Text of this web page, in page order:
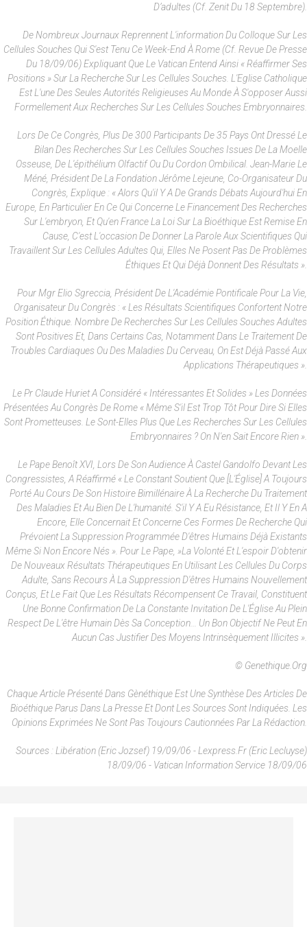
D’adultes (cf. Zenit Du 18 Septembre).
De Nombreux Journaux Reprennent L'information Du Colloque Sur Les
Cellules Souches Qui S'est Tenu Ce Week-End À Rome (cf. Revue De Presse
Du 18/09/06) Expliquant Que Le Vatican Entend Ainsi « Réaffirmer Ses
Positions » Sur La Recherche Sur Les Cellules Souches. L'Eglise Catholique
Est L'une Des Seules Autorités Religieuses Au Monde À S'opposer Aussi
Formellement Aux Recherches Sur Les Cellules Souches Embryonnaires.
Lors De Ce Congrès, Plus De 300 Participants De 35 Pays Ont Dressé Le
Bilan Des Recherches Sur Les Cellules Souches Issues De La Moelle
Osseuse, De L'épithélium Olfactif Ou Du Cordon Ombilical. Jean-Marie Le
Méné, Président De La Fondation Jérôme Lejeune, Co-Organisateur Du
Congrès, Explique : « Alors Qu'il Y A De Grands Débats Aujourd'hui En
Europe, En Particulier En Ce Qui Concerne Le Financement Des Recherches
Sur L'embryon, Et Qu'en France La Loi Sur La Bioéthique Est Remise En
Cause, C'est L'occasion De Donner La Parole Aux Scientifiques Qui
Travaillent Sur Les Cellules Adultes Qui, Elles Ne Posent Pas De Problèmes
Éthiques Et Qui Déjà Donnent Des Résultats ».
Pour Mgr Elio Sgreccia, Président De L'Académie Pontificale Pour La Vie,
Organisateur Du Congrès : « Les Résultats Scientifiques Confortent Notre
Position Éthique. Nombre De Recherches Sur Les Cellules Souches Adultes
Sont Positives Et, Dans Certains Cas, Notamment Dans Le Traitement De
Troubles Cardiaques Ou Des Maladies Du Cerveau, On Est Déjà Passé Aux
Applications Thérapeutiques ».
Le Pr Claude Huriet A Considéré « Intéressantes Et Solides » Les Données
Présentées Au Congrès De Rome « Même S'il Est Trop Tôt Pour Dire Si Elles
Sont Prometteuses. Le Sont-Elles Plus Que Les Recherches Sur Les Cellules
Embryonnaires ? On N'en Sait Encore Rien ».
Le Pape Benoît XVI, Lors De Son Audience À Castel Gandolfo Devant Les
Congressistes, A Réaffirmé « Le Constant Soutient Que [l'Église] A Toujours
Porté Au Cours De Son Histoire Bimillénaire À La Recherche Du Traitement
Des Maladies Et Au Bien De L'humanité. S'il Y A Eu Résistance, Et Il Y En A
Encore, Elle Concernait Et Concerne Ces Formes De Recherche Qui
Prévoient La Suppression Programmée D'êtres Humains Déjà Existants
Même Si Non Encore Nés ». Pour Le Pape, »la Volonté Et L'espoir D'obtenir
De Nouveaux Résultats Thérapeutiques En Utilisant Les Cellules Du Corps
Adulte, Sans Recours À La Suppression D'êtres Humains Nouvellement
Conçus, Et Le Fait Que Les Résultats Récompensent Ce Travail, Constituent
Une Bonne Confirmation De La Constante Invitation De L'Église Au Plein
Respect De L'être Humain Dès Sa Conception... Un Bon Objectif Ne Peut En
Aucun Cas Justifier Des Moyens Intrinsèquement Illicites ».
© Genethique.org
Chaque Article Présenté Dans Gènéthique Est Une Synthèse Des Articles De
Bioéthique Parus Dans La Presse Et Dont Les Sources Sont Indiquées. Les
Opinions Exprimées Ne Sont Pas Toujours Cautionnées Par La Rédaction.
Sources : Libération (Eric Jozsef) 19/09/06 - Lexpress.fr (Eric Lecluyse)
18/09/06 - Vatican Information Service 18/09/06